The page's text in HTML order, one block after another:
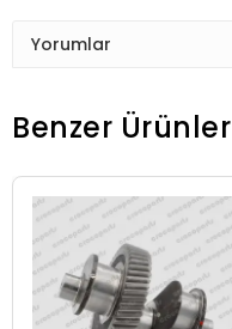
Yorumlar
Benzer Ürünler